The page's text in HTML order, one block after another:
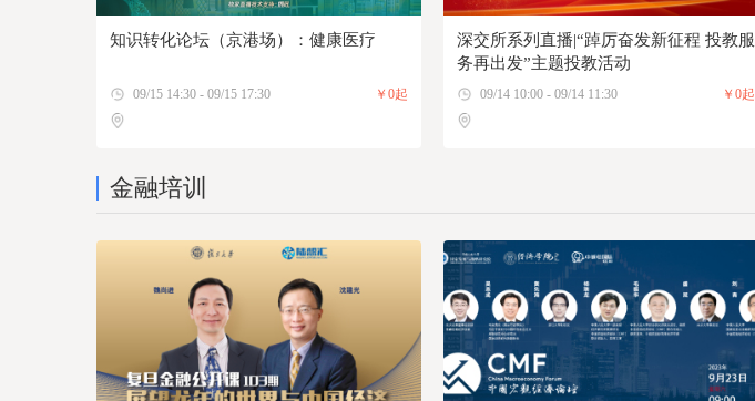
知识转化论坛（京港场）：健康医疗
09/15 14:30 - 09/15 17:30 ￥0起
深交所系列直播|“踔厉奋发新征程 投教服
务再出发”主题投教活动
09/14 10:00 - 09/14 11:30 ￥0起
金融培训